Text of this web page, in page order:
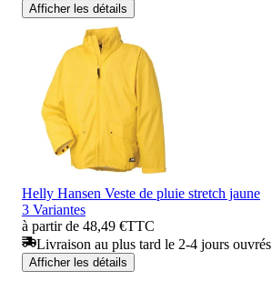
Afficher les détails
Helly Hansen Veste de pluie stretch jaune
3 Variantes
à partir de 48,49 €TTC
Livraison au plus tard le 2-4 jours ouvrés
Afficher les détails